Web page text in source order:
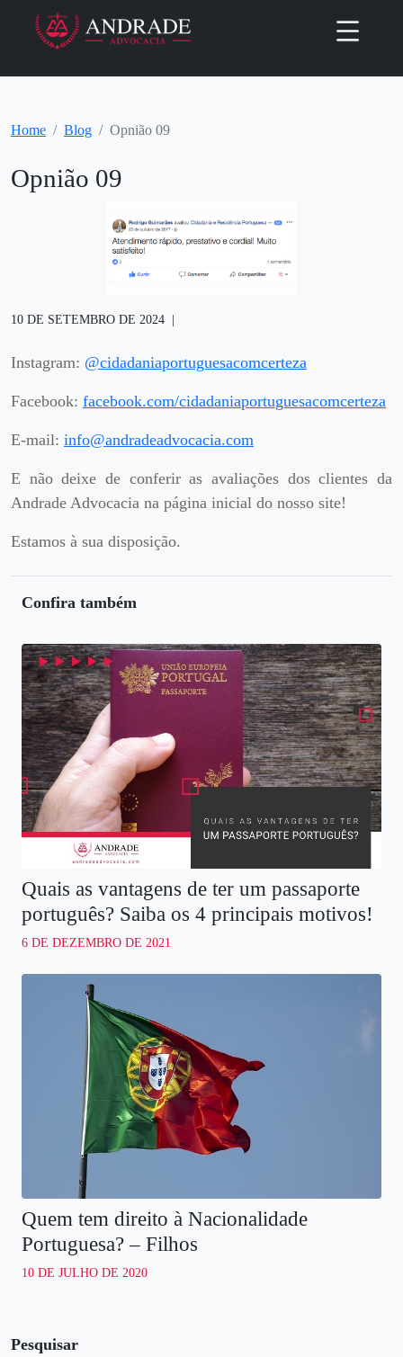
Home Blog Opnião 09
Opnião 09
10 DE SETEMBRO DE 2024
Instagram: @cidadaniaportuguesacomcerteza
Facebook: facebook.com/cidadaniaportuguesacomcerteza
E-mail: info@andradeadvocacia.com
E não deixe de conferir as avaliações dos clientes da
Andrade Advocacia na página inicial do nosso site!
Estamos à sua disposição.
Confira também
Quais as vantagens de ter um passaporte
português? Saiba os 4 principais motivos!
6 DE DEZEMBRO DE 2021
Quem tem direito à Nacionalidade
Portuguesa? – Filhos
10 DE JULHO DE 2020
Pesquisar